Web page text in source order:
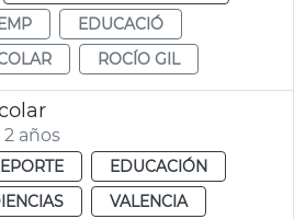
EDUCACIÓ
ROCÍO GIL
años
EDUCACIÓN
VALENCIA